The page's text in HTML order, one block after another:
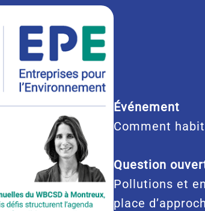
Événement
Comment
Question
Pollutions et
place